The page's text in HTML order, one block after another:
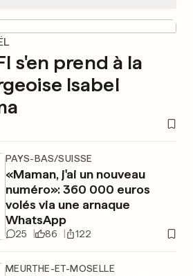
s'en prend à la
Isabel
PAYS-BAS/SUISSE
«Maman, j'ai un nouveau
numéro»: 360 000 euros
volés via une arnaque
WhatsApp
25 86 122
MEURTHE-ET-MOSELLE